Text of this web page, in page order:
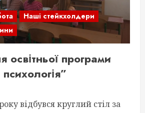
Наші стейкхолдери
освітньої програми
відбувся круглий стіл за